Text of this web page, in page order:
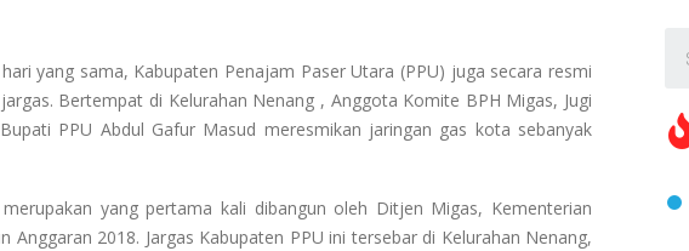
yang sama, Kabupaten Penajam Paser Utara (PPU) juga secara resmi
Bertempat di Kelurahan Nenang , Anggota Komite BPH Migas, Jugi
PPU Abdul Gafur Masud meresmikan jaringan gas kota sebanyak
yang pertama kali dibangun oleh Ditjen Migas, Kementerian
Anggaran 2018. Jargas Kabupaten PPU ini tersebar di Kelurahan Nenang,